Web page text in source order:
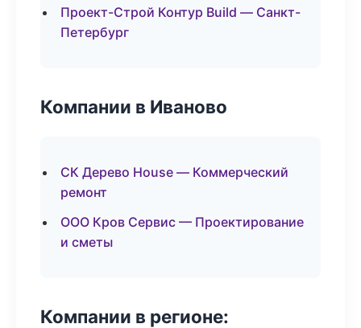
Проект-Строй Контур Build — Санкт-
Петербург
Компании в Иваново
СК Дерево House — Коммерческий
ремонт
ООО Кров Сервис — Проектирование
и сметы
Компании в регионе: